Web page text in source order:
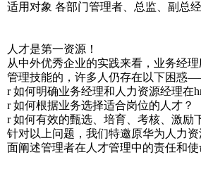
适用对象 各部门管理者、总监、副总
人才是第一资源！
从中外优秀企业的实践来看，业务经
管理技能的，许多人仍存在以下困惑
r 如何明确业务经理和人力资源经理在
r 如何根据业务选择适合岗位的人才？
r 如何有效的甄选、培育、考核、激励
针对以上问题，我们特邀原华为人力
面阐述管理者在人才管理中的责任和